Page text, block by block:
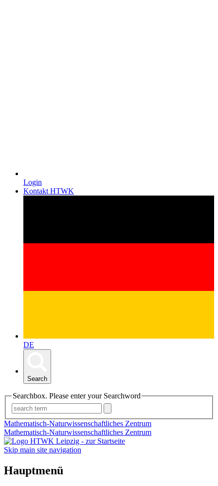
Login
Kontakt HTWK
DE
Search
Searchbox. Please enter your Searchword
Mathematisch-Naturwissenschaftliches Zentrum
Mathematisch-Naturwissenschaftliches Zentrum
Skip main site navigation
Hauptmenü